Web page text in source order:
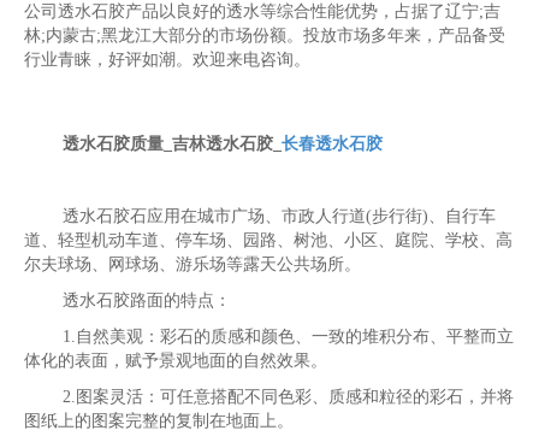
公司透水石胶产品以良好的透水等综合性能优势，占据了辽宁;吉
林;内蒙古;黑龙江大部分的市场份额。投放市场多年来，产品备受
行业青睐，好评如潮。欢迎来电咨询。
透水石胶质量_吉林透水石胶_ 长春透水石胶
透水石胶石应用在城市广场、市政人行道(步行街)、自行车
道、轻型机动车道、停车场、园路、树池、小区、庭院、学校、高
尔夫球场、网球场、游乐场等露天公共场所。
透水石胶路面的特点：
1.自然美观：彩石的质感和颜色、一致的堆积分布、平整而立
体化的表面，赋予景观地面的自然效果。
2.图案灵活：可任意搭配不同色彩、质感和粒径的彩石，并将
图纸上的图案完整的复制在地面上。